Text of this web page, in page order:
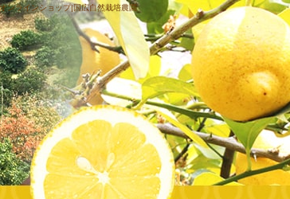
オンラインショップ|国広自然栽培農園